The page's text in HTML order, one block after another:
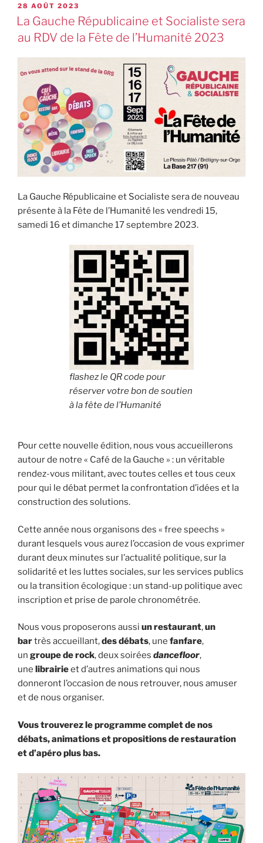
28 AOÛT 2023
La Gauche Républicaine et Socialiste sera
au RDV de la Fête de l’Humanité 2023
La Gauche Républicaine et Socialiste sera de nouveau
présente à la Fête de l’Humanité les vendredi 15,
samedi 16 et dimanche 17 septembre 2023.
flashez le QR code pour
réserver votre bon de soutien
à la fête del’Humanité
Pour cette nouvelle édition, nous vous accueillerons
autour de notre « Café de la Gauche » : un véritable
rendez-vous militant, avec toutes celles et tous ceux
pour qui le débat permet la confrontation d’idées et la
construction des solutions.
Cette année nous organisons des « free speechs »
durant lesquels vous aurez l’occasion de vous exprimer
durant deux minutes sur l’actualité politique, sur la
solidarité et les luttes sociales, sur les services publics
ou la transition écologique : un stand-up politique avec
inscription et prise de parole chronométrée.
Nous vous proposerons aussi un restaurant,un
bartrès accueillant,des débats, une fanfare,
un groupe de rock, deux soirées dancefloor,
une librairieet d’autres animations qui nous
donneront l’occasion de nous retrouver, nous amuser
et de nous organiser.
Vous trouverez le programme complet de nos
débats, animations et propositions de restauration
et d’apéro plus bas.